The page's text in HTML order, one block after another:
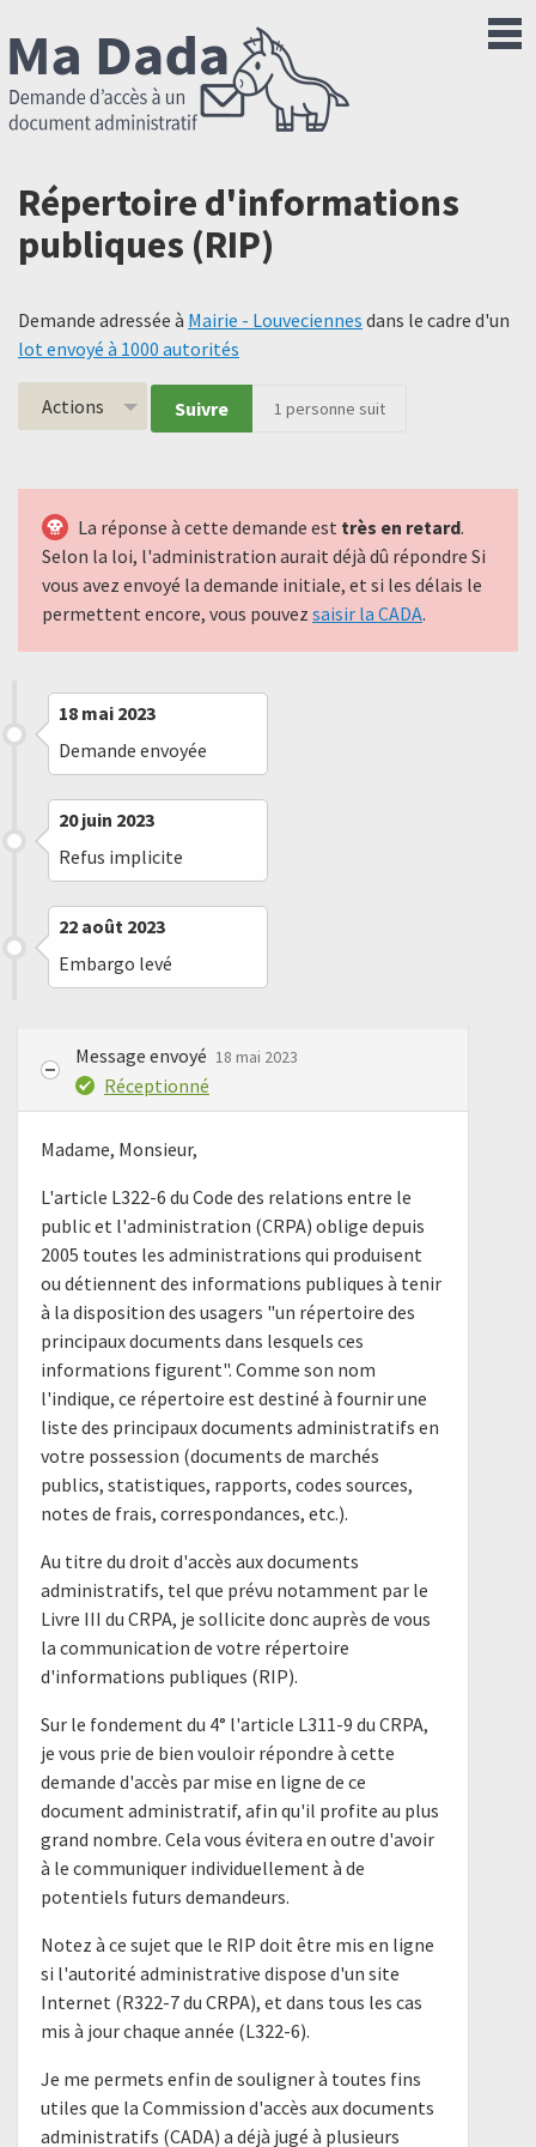
Répertoire d'informations
publiques (RIP)
Demande adressée à Mairie - Louveciennes dans le cadre d'un
lot envoyé à 1000 autorités
Actions Suivre 1 personne suit
La réponse à cette demande est très en retard.
Selon la loi, l'administration aurait déjà dû répondre Si
vous avez envoyé la demande initiale, et si les délais le
permettent encore, vous pouvez saisir la CADA.
18 mai 2023
Demande envoyée
20 juin 2023
Refus implicite
22 août 2023
Embargo levé
Message envoyé 18 mai 2023
Réceptionné
Madame, Monsieur,
L'article L322-6 du Code des relations entre le
public et l'administration (CRPA) oblige depuis
2005 toutes les administrations qui produisent
ou détiennent des informations publiques à tenir
à la disposition des usagers "un répertoire des
principaux documents dans lesquels ces
informations figurent". Comme son nom
l'indique, ce répertoire est destiné à fournir une
liste des principaux documents administratifs en
votre possession (documents de marchés
publics, statistiques, rapports, codes sources,
notes de frais, correspondances, etc.).
Au titre du droit d'accès aux documents
administratifs, tel que prévu notamment par le
Livre III du CRPA, je sollicite donc auprès de vous
la communication de votre répertoire
d'informations publiques (RIP).
Sur le fondement du 4° l'article L311-9 du CRPA,
je vous prie de bien vouloir répondre à cette
demande d'accès par mise en ligne de ce
document administratif, afin qu'il profite au plus
grand nombre. Cela vous évitera en outre d'avoir
à le communiquer individuellement à de
potentiels futurs demandeurs.
Notez à ce sujet que le RIP doit être mis en ligne
si l'autorité administrative dispose d'un site
Internet (R322-7 du CRPA), et dans tous les cas
mis à jour chaque année (L322-6).
Je me permets enfin de souligner à toutes fins
utiles que la Commission d'accès aux documents
administratifs (CADA) a déjà jugé à plusieurs